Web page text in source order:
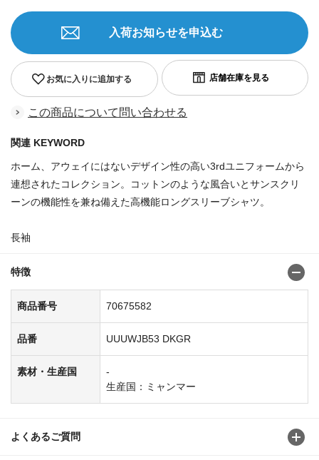
お気に入りに追加する
入荷お知らせを申込む
この商品について問い合わせる
関連 KEYWORD
ホーム、アウェイにはないデザイン性の高い3rdユニフォームから
連想されたコレクション。コットンのような風合いとサンスクリ
ーンの機能性を兼ね備えた高機能ロングスリーブシャツ。
長袖
特徴
商品番号 70675582
品番 UUUWJB53 DKGR
素材・生産国
-
生産国：ミャンマー
よくあるご質問